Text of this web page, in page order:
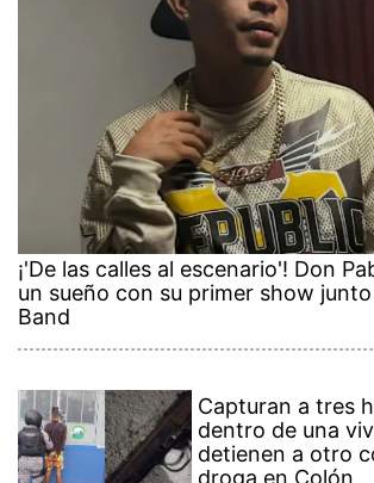
¡'De las calles al escenario'! Don
un sueño con su primer show
Band
Capturan a tres
dentro de una
detienen a otro
droga en Colón